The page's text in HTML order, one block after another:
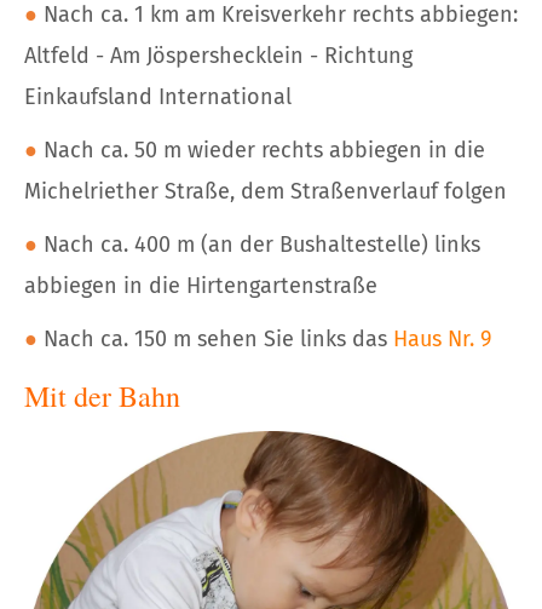
● Nach ca. 1 km am Kreisverkehr rechts abbiegen:
Altfeld - Am Jöspershecklein - Richtung
Einkaufsland International
● Nach ca. 50 m wieder rechts abbiegen in die
Michelriether Straße, dem Straßenverlauf folgen
● Nach ca. 400 m (an der Bushaltestelle) links
abbiegen in die Hirtengartenstraße
● Nach ca. 150 m sehen Sie links das Haus Nr. 9
Mit der Bahn